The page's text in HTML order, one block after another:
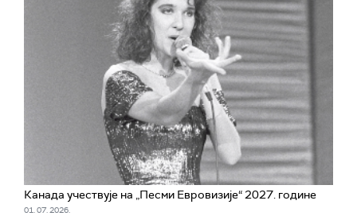
Канада учествује на „Песми Евровизије“ 2027. године
01. 07. 2026.